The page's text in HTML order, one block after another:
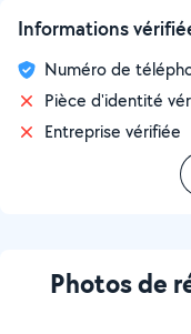
Informations
Numéro de
Pièce d'identité
Entreprise vérifiée
Photos de